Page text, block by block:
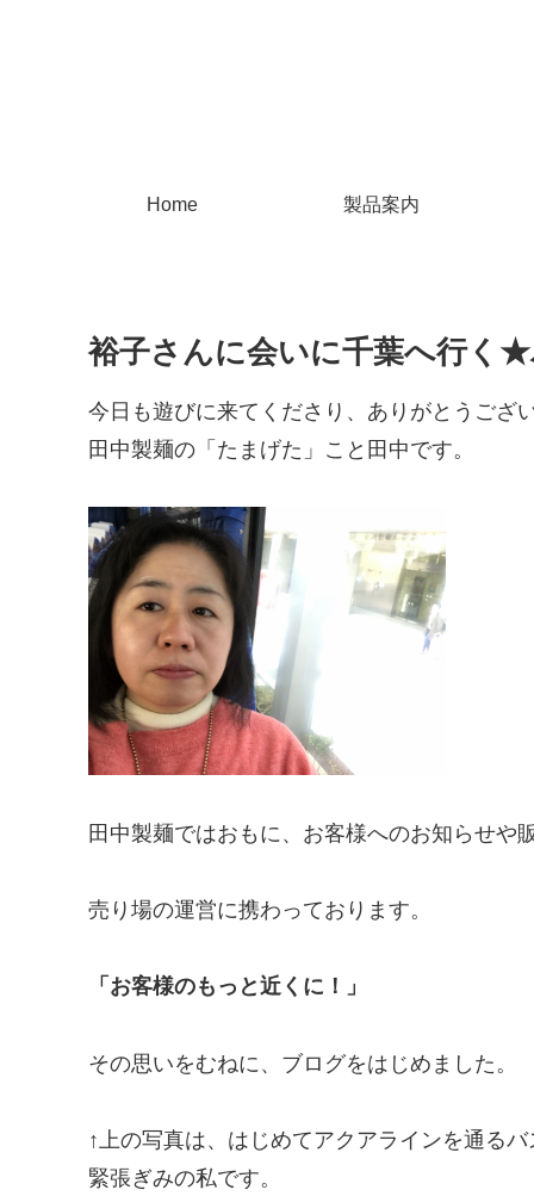
Home 製品案内
裕子さんに会いに千葉へ行く★
今日も遊びに来てくださり、ありがとうござい
田中製麺の「たまげた」こと田中です。
田中製麺ではおもに、お客様へのお知らせや
売り場の運営に携わっております。
「お客様のもっと近くに！」
その思いをむねに、ブログをはじめました。
↑上の写真は、はじめてアクアラインを通る
緊張ぎみの私です。